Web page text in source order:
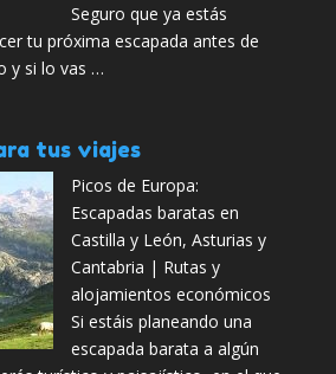
Seguro que ya estás
tu próxima escapada antes de
y si lo vas …
tus viajes
Picos de Europa:
Escapadas baratas en
Castilla y León, Asturias y
Cantabria | Rutas y
alojamientos económicos
Si estáis planeando una
escapada barata a algún